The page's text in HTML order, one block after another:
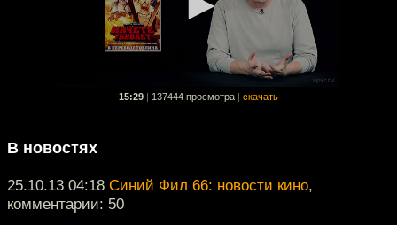
15:29 137444 просмотра скачать
В новостях
25.10.13 04:18 Синий Фил 66: новости кино,
комментарии: 50